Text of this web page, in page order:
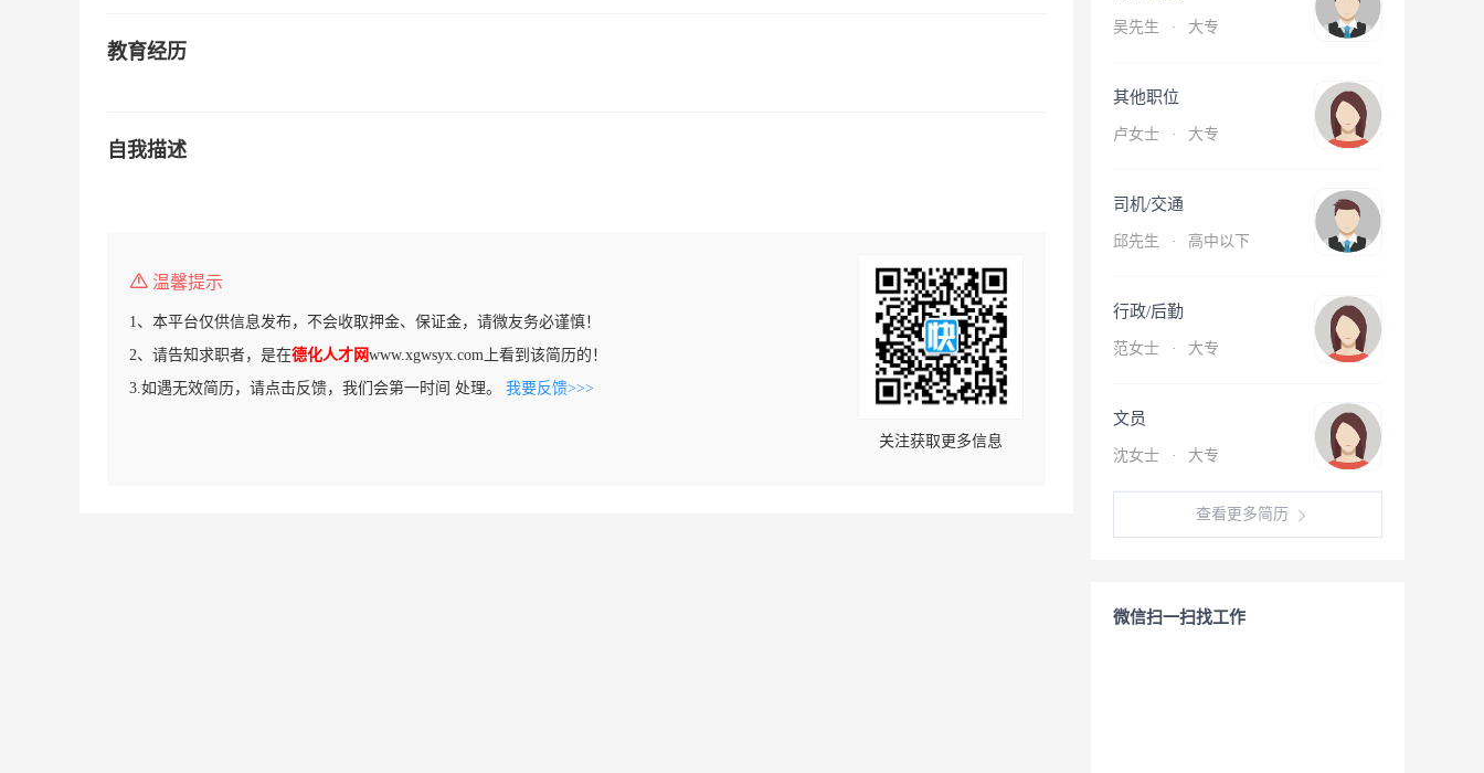
教育经历
自我描述
温馨提示
1、本平台仅供信息发布，不会收取押金、保证金，请微友务必谨慎！
2、请告知求职者，是在德化人才网www.xgwsyx.com上看到该简历的！
3.如遇无效简历，请点击反馈，我们会第一时间 处理。 我要反馈>>>
关注获取更多信息
吴先生 · 大专
其他职位
卢女士 · 大专
司机/交通
邱先生 · 高中以下
行政/后勤
范女士 · 大专
文员
沈女士 · 大专
查看更多简历
微信扫一扫找工作